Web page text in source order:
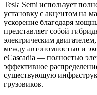
Tesla Semi использует
установку с акцентом на
ускорение благодаря
представляет собой
электрическим
между автономностью и
eCascadia — полностью
эффективное
существующую
грузовиков.